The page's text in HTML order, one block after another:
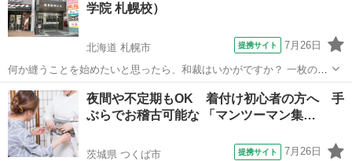
学院 札幌校）
北海道 札幌市 提携サイト 7月26日
何か縫うことを始めたいと思ったら、和裁はいかがですか？ 一枚の布
が着物として仕上がっていくのは、楽しみでもあり、 驚きでもありま
す。 初級では、基礎縫いをしてから、肌襦袢を縫って、浴衣まで仕上
げられます。以後、中級・上級へと...
北海道 札幌市 和裁
夜間や不定期もOK 着付け初心者の方へ 手
ぶらでお稽古可能な 「マンツーマン集…
茨城県 つくば市 提携サイト 7月26日